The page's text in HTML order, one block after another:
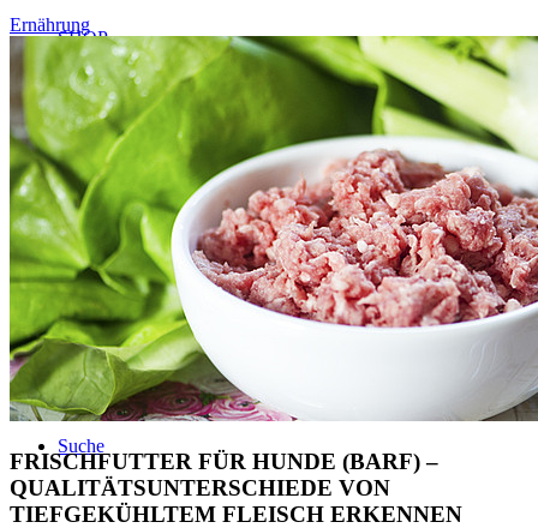
SHOP
BLOG
TERMINE
ÜBER UNS
Suche
Ernährung
FRISCHFUTTER FÜR HUNDE (BARF) –
QUALITÄTSUNTERSCHIEDE VON
TIEFGEKÜHLTEM FLEISCH ERKENNEN